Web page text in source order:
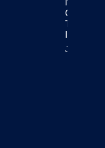
News
Chatbots
Teil Der
Jetzt